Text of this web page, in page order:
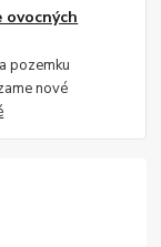
pozemku
nové